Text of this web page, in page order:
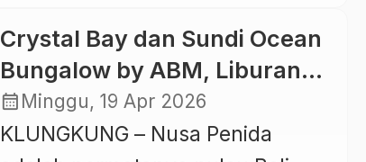
kepada pasar Eropa Tengah.
Kunjungan […]
haul), Hotel Royal Ambarrukmo
Yogyakarta justru mencatat
capaian menggembirakan dengan
tingginya minat buyer
Crystal Bay dan Sundi Ocean
Bungalow by ABM, Liburan
Kepingan Surga Tropis di
Nusa Penida
calendar_month Minggu, 19 Apr 2026
KLUNGKUNG – Nusa Penida